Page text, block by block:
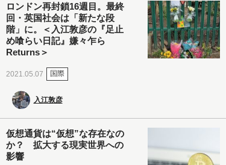
ロンドン再封鎖16週目。最終
回・英国社会は「新たな段
階」に。＜入江敦彦の『足止
め喰らい日記』嫌々乍ら
Returns＞
2021.05.07 国際
入江敦彦
仮想通貨は“仮想”な存在なの
か？ 拡大する現実世界への
影響